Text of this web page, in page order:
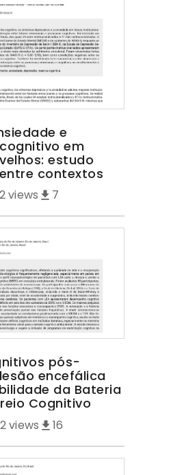
e
em
estudo
contextos
views 7
pós-
encefálica
da Bateria
Cognitivo
views 16